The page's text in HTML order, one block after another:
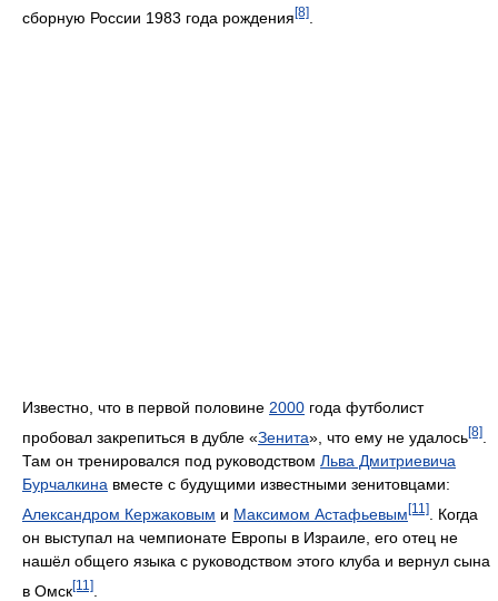
сборную России 1983 года рождения[8]
Известно, что в первой половине 2000 года футболист
пробовал закрепиться в дубле «Зенита», что ему не удалось[8]
Там он тренировался под руководством Льва Дмитриевича
Бурчалкина вместе с будущими известными зенитовцами:
Александром Кержаковым и Максимом Астафьевым[11]
. Когда
он выступал на чемпионате Европы в Израиле, его отец не
нашёл общего языка с руководством этого клуба и вернул сына
в Омск[11]